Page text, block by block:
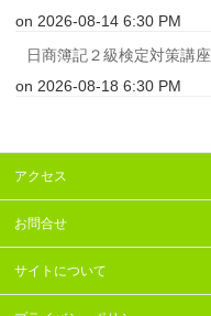
on 2026-08-14 6:30 PM
日商簿記２級検定対策講座
on 2026-08-18 6:30 PM
アクセス
お問合せ
サイトについて